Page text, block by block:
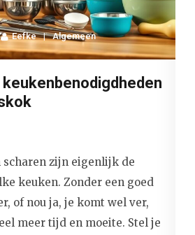
Eefke Algemeen
scharen zijn eigenlijk de
keuken. Zonder een goed
of nou ja, je komt wel ver,
meer tijd en moeite. Stel je